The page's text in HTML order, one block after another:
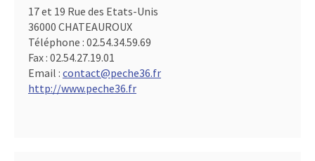
17 et 19 Rue des Etats-Unis
36000 CHATEAUROUX
Téléphone : 02.54.34.59.69
Fax : 02.54.27.19.01
Email : contact@peche36.fr
http://www.peche36.fr